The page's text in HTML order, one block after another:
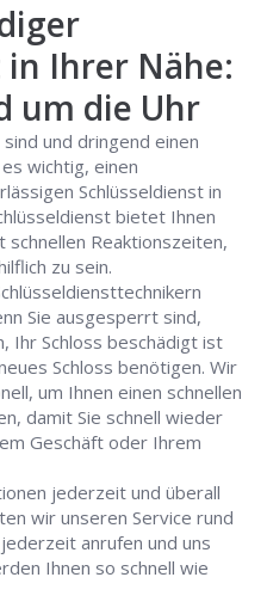
in Ihrer Nähe:
um die Uhr
und dringend einen
wichtig, einen
Schlüsseldienst in
bietet Ihnen
Reaktionszeiten,
zu sein.
Sie ausgesperrt sind,
Ihr Schloss beschädigt ist
Schloss benötigen. Wir
um Ihnen einen schnellen
damit Sie schnell wieder
Geschäft oder Ihrem
jederzeit und überall
wir unseren Service rund
anrufen und uns
Ihnen so schnell wie